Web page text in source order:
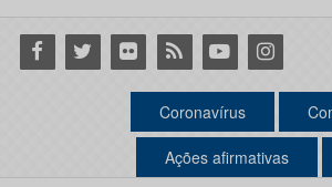
Facebook
Twitter Flickr RSS YoutubeInstagram
Coronavírus
Ações afirmativas